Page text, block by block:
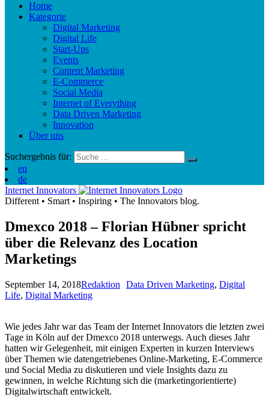
Home
Kategorie
Digital Marketing
Digital Life
Start-Ups
Events
Content Marketing
E-Commerce
Social Media
Internet of Everything
Data Driven Marketing
Innovation
Über uns
Suchergebnis für:
en
de
Internet Innovators
Different • Smart • Inspiring • The Innovators blog.
Dmexco 2018 – Florian Hübner spricht
über die Relevanz des Location
Marketings
September 14, 2018Redaktion Data Driven Marketing, Digital
Life, Digital Marketing
Wie jedes Jahr war das Team der Internet Innovators die letzten zwei
Tage in Köln auf der Dmexco 2018 unterwegs. Auch dieses Jahr
hatten wir Gelegenheit, mit einigen Experten in kurzen Interviews
über Themen wie datengetriebenes Online-Marketing, E-Commerce
und Social Media zu diskutieren und viele Insights dazu zu
gewinnen, in welche Richtung sich die (marketingorientierte)
Digitalwirtschaft entwickelt.